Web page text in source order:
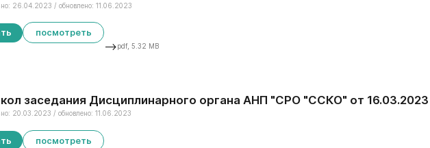
26.04.2023 / обновлено: 11.06.2023
посмотреть
-->pdf, 5.32 MB
заседания Дисциплинарного органа АНП "СРО "ССКО" от
20.03.2023 / обновлено: 11.06.2023
посмотреть